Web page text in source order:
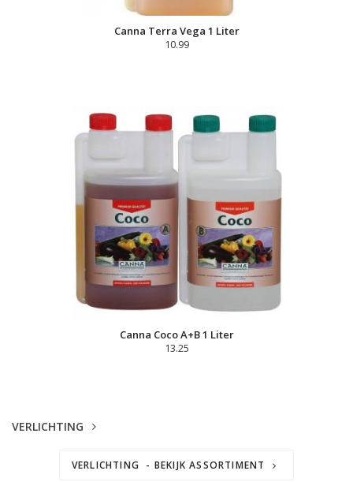
Canna Terra Vega 1 Liter
10.99
Canna Coco A+B 1 Liter
13.25
VERLICHTING
VERLICHTING - BEKIJK ASSORTIMENT